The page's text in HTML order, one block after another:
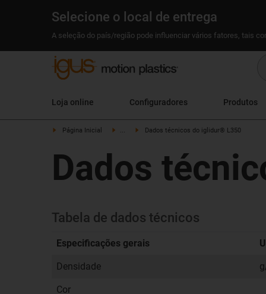
Selecione o local de entrega
A seleção do país/região pode influenciar vários fatores, tais
Loja online Configuradores Produtos
Página Inicial ... Dados técnicos do iglidur® L350
Dados
Tabela de dados técnicos
Especificações gerais
Densidade
Cor